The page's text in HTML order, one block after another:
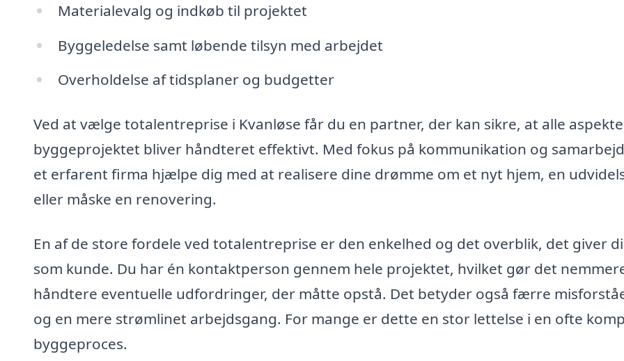
Materialevalg og indkøb til projektet
Byggeledelse samt løbende tilsyn med arbejdet
Overholdelse af tidsplaner og budgetter
Ved at vælge totalentreprise i Kvanløse får du en partner, der kan sikre, at alle
byggeprojektet bliver håndteret effektivt. Med fokus på kommunikation og
et erfarent firma hjælpe dig med at realisere dine drømme om et nyt hjem, en
eller måske en renovering.
En af de store fordele ved totalentreprise er den enkelhed og det overblik, det giver
som kunde. Du har én kontaktperson gennem hele projektet, hvilket gør det
håndtere eventuelle udfordringer, der måtte opstå. Det betyder også færre
og en mere strømlinet arbejdsgang. For mange er dette en stor lettelse i en ofte
byggeproces.